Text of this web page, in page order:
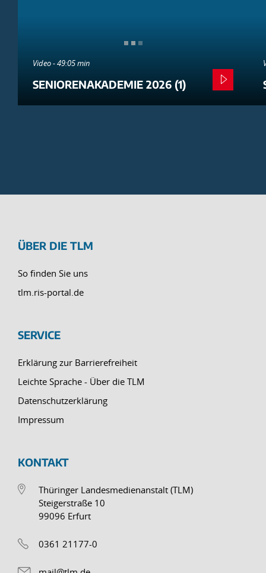
Video - 49:05 min
SENIORENAKADEMIE 2026 (1)
ÜBER DIE TLM
So finden Sie uns
tlm.ris-portal.de
SERVICE
Erklärung zur Barrierefreiheit
Leichte Sprache - Über die TLM
Datenschutzerklärung
Impressum
KONTAKT
Thüringer Landesmedienanstalt (TLM)
Steigerstraße 10
99096 Erfurt
0361 21177-0